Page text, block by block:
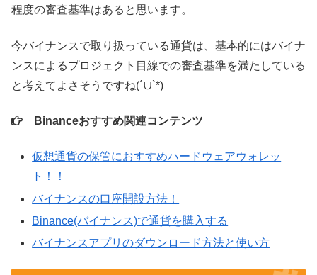
程度の審査基準はあると思います。
今バイナンスで取り扱っている通貨は、基本的にはバイナ
ンスによるプロジェクト目線での審査基準を満たしている
と考えてよさそうですね(´∪`*)
Binanceおすすめ関連コンテンツ
仮想通貨の保管におすすめハードウェアウォレッ
ト！！
バイナンスの口座開設方法！
Binance(バイナンス)で通貨を購入する
バイナンスアプリのダウンロード方法と使い方